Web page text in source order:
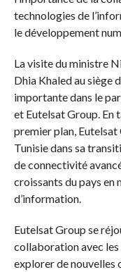
technologies de
le développement
La visite du ministre
Dhia Khaled au siège
importante dans le
et Eutelsat Group. En
premier plan,
Tunisie dans sa
de connectivité
croissants du pays
d’information.
Eutelsat Group se
collaboration avec
explorer de